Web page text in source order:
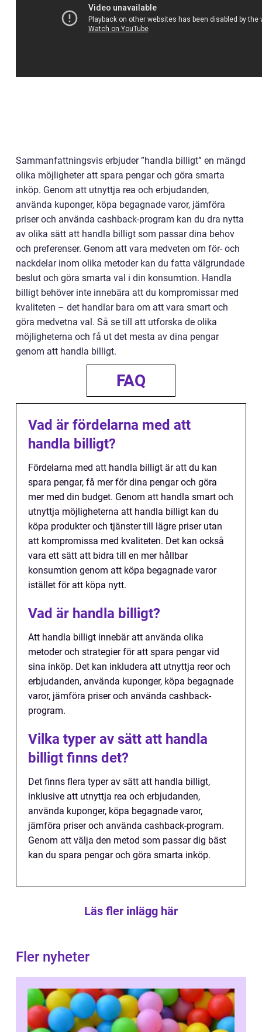
Sammanfattningsvis erbjuder ”handla billigt” en mängd
olika möjligheter att spara pengar och göra smarta
inköp. Genom att utnyttja rea och erbjudanden,
använda kuponger, köpa begagnade varor, jämföra
priser och använda cashback-program kan du dra nytta
av olika sätt att handla billigt som passar dina behov
och preferenser. Genom att vara medveten om för- och
nackdelar inom olika metoder kan du fatta välgrundade
beslut och göra smarta val i din konsumtion. Handla
billigt behöver inte innebära att du kompromissar med
kvaliteten – det handlar bara om att vara smart och
göra medvetna val. Så se till att utforska de olika
möjligheterna och få ut det mesta av dina pengar
genom att handla billigt.
FAQ
Vad är fördelarna med att
handla billigt?
Fördelarna med att handla billigt är att du kan
spara pengar, få mer för dina pengar och göra
mer med din budget. Genom att handla smart och
utnyttja möjligheterna att handla billigt kan du
köpa produkter och tjänster till lägre priser utan
att kompromissa med kvaliteten. Det kan också
vara ett sätt att bidra till en mer hållbar
konsumtion genom att köpa begagnade varor
istället för att köpa nytt.
Vad är handla billigt?
Att handla billigt innebär att använda olika
metoder och strategier för att spara pengar vid
sina inköp. Det kan inkludera att utnyttja reor och
erbjudanden, använda kuponger, köpa begagnade
varor, jämföra priser och använda cashback-
program.
Vilka typer av sätt att handla
billigt finns det?
Det finns flera typer av sätt att handla billigt,
inklusive att utnyttja rea och erbjudanden,
använda kuponger, köpa begagnade varor,
jämföra priser och använda cashback-program.
Genom att välja den metod som passar dig bäst
kan du spara pengar och göra smarta inköp.
Läs fler inlägg här
Fler nyheter